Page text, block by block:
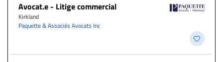
Avocat.e - Litige commercial
Kirkland
Paquette & Associés Avocats Inc